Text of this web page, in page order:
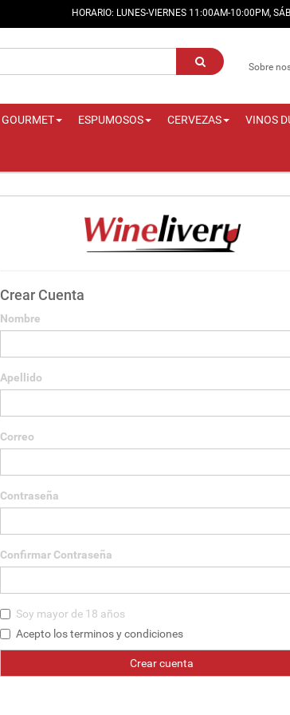
HORARIO: LUNES-VIERNES 11:00AM-10:00PM,
Sobre
GOURMET ESPUMOSOS CERVEZAS VINOS
Crear Cuenta
Nombre
Apellido
Correo
Contraseña
Confirmar Contraseña
Soy mayor de 18 años
Acepto los terminos y condiciones
Crear cuenta